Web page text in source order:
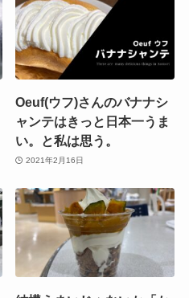
Oeuf(ウフ)さんのバナナシ
ャンテはきっと日本一うま
い。と私は思う。
2021年2月16日